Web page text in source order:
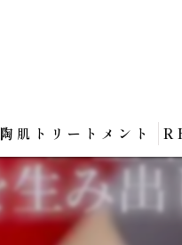
陶肌トリートメント